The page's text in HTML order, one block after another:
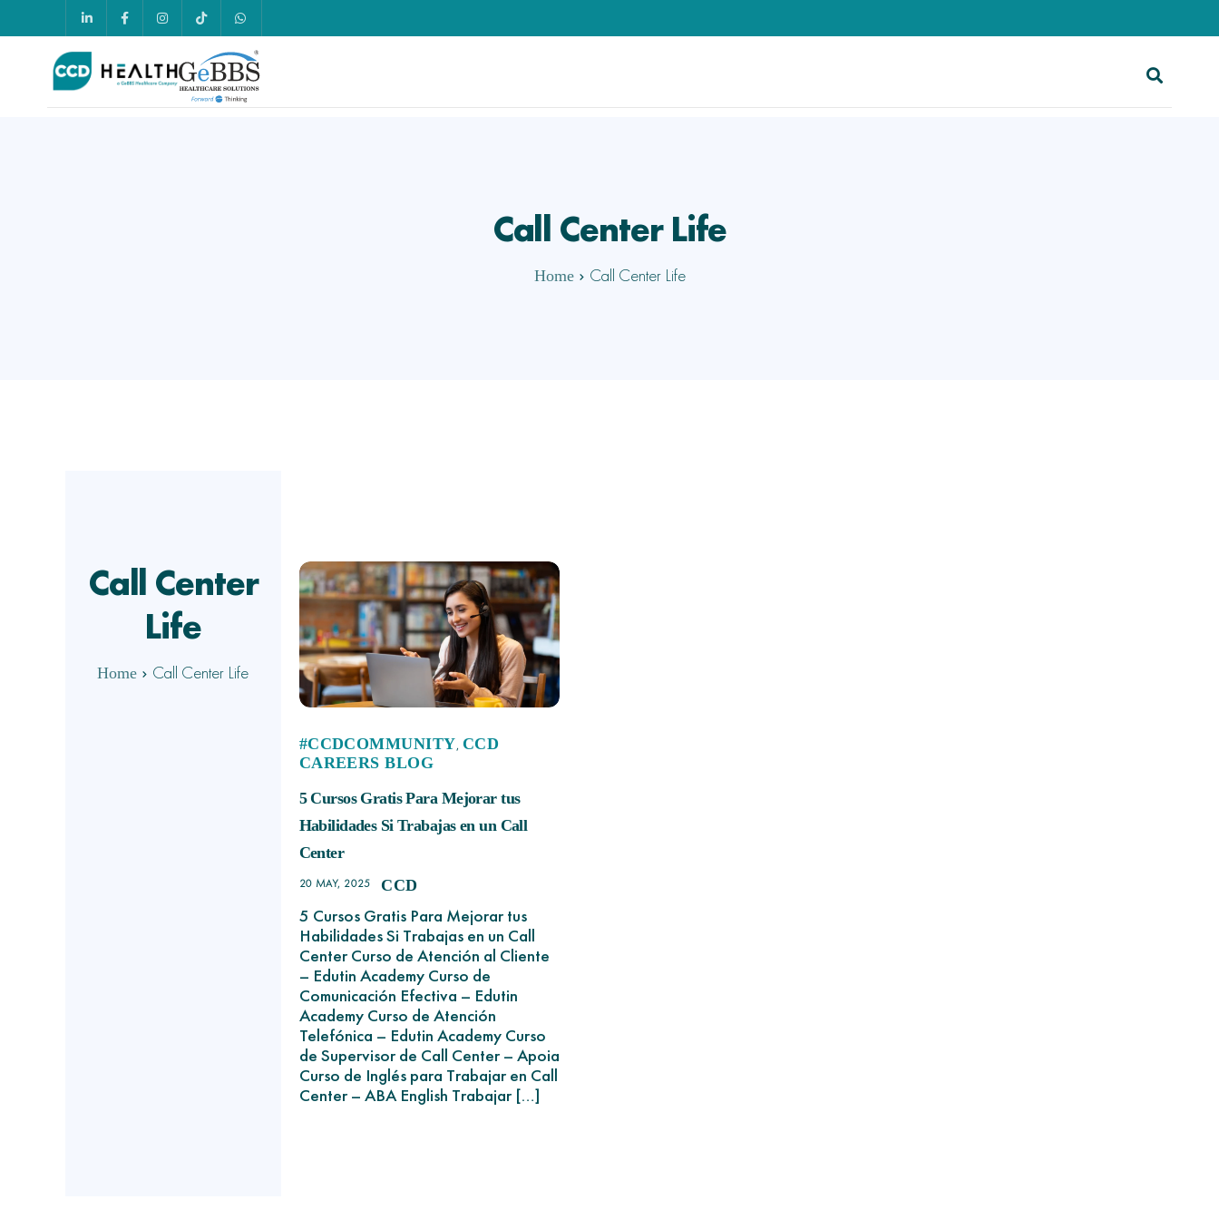
Call Center Life
Home Call Center Life
Call Center
Life
Home Call Center Life
#CCDCOMMUNITY, CCD
CAREERS BLOG
5 Cursos Gratis Para Mejorar tus
Habilidades Si Trabajas en un Call
Center
20 MAY, 2025 CCD
5 Cursos Gratis Para Mejorar tus
Habilidades Si Trabajas en un Call
Center Curso de Atención al Cliente
– Edutin Academy Curso de
Comunicación Efectiva – Edutin
Academy Curso de Atención
Telefónica – Edutin Academy Curso
de Supervisor de Call Center – Apoia
Curso de Inglés para Trabajar en Call
Center – ABA English Trabajar […]